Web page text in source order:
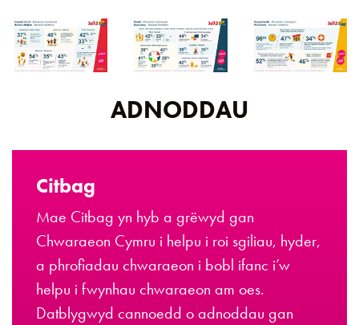
ADNODDAU
Citbag
Mae Citbag yn hyb a grëwyd gan
Chwaraeon Cymru i helpu i roi sgiliau, hyder,
a phrofiadau chwaraeon i bobl ifanc i’w
helpu i fwynhau chwaraeon am oes.
Datblygwyd cannoedd o adnoddau gan